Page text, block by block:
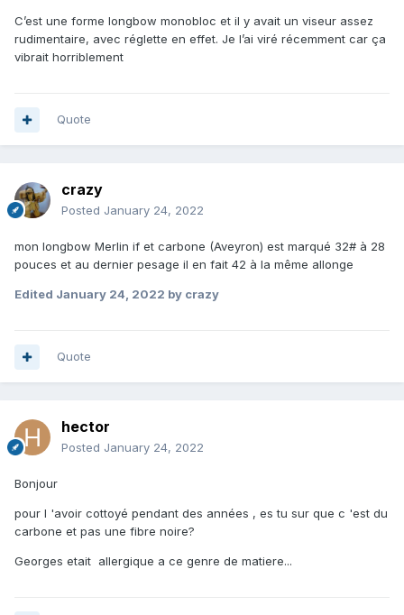
C’est une forme longbow monobloc et il y avait un viseur assez
rudimentaire, avec réglette en effet. Je l’ai viré récemment car ça
vibrait horriblement
Quote
crazy
Posted January 24, 2022
mon longbow Merlin if et carbone (Aveyron) est marqué 32# à 28
pouces et au dernier pesage il en fait 42 à la même allonge
Edited January 24, 2022 by crazy
Quote
hector
Posted January 24, 2022
Bonjour
pour l 'avoir cottoyé pendant des années , es tu sur que c 'est du
carbone et pas une fibre noire?
Georges etait allergique a ce genre de matiere...